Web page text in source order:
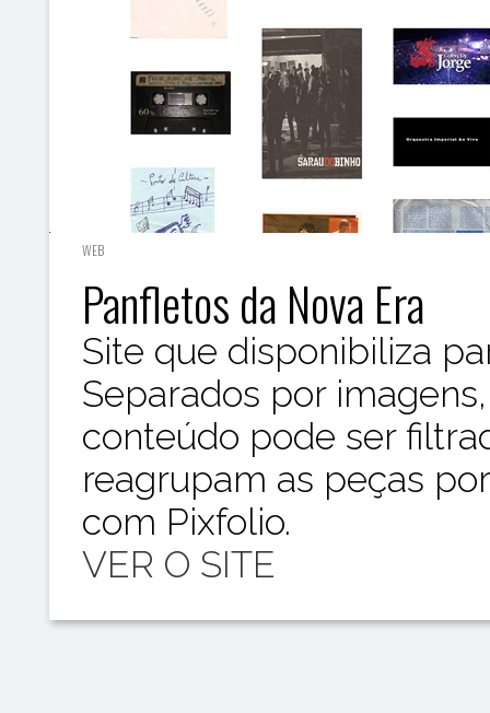
WEB
Panfletos da Nova Era
Site que disponibiliza
Separados por
conteúdo pode ser
reagrupam as peças
com Pixfolio.
VER O SITE